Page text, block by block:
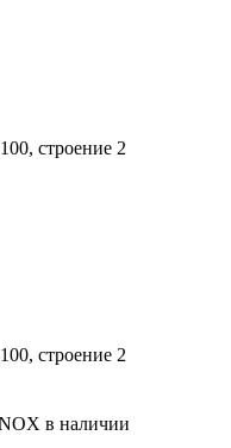
строение 2
строение 2
в наличии